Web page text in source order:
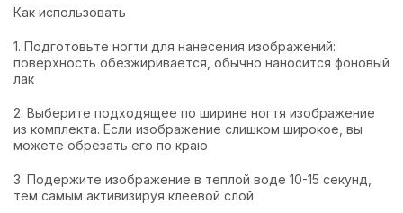
Как использовать
1. Подготовьте ногти для нанесения изображений:
поверхность обезжиривается, обычно наносится фоновый
лак
2. Выберите подходящее по ширине ногтя изображение
из комплекта. Если изображение слишком широкое, вы
можете обрезать его по краю
3. Подержите изображение в теплой воде 10-15 секунд,
тем самым активизируя клеевой слой